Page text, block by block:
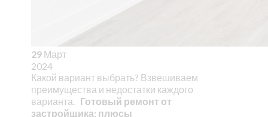
29 Март
2024
Какой вариант выбрать? Взвешиваем
преимущества и недостатки каждого
варианта. Готовый ремонт от
застройщика: плюсы